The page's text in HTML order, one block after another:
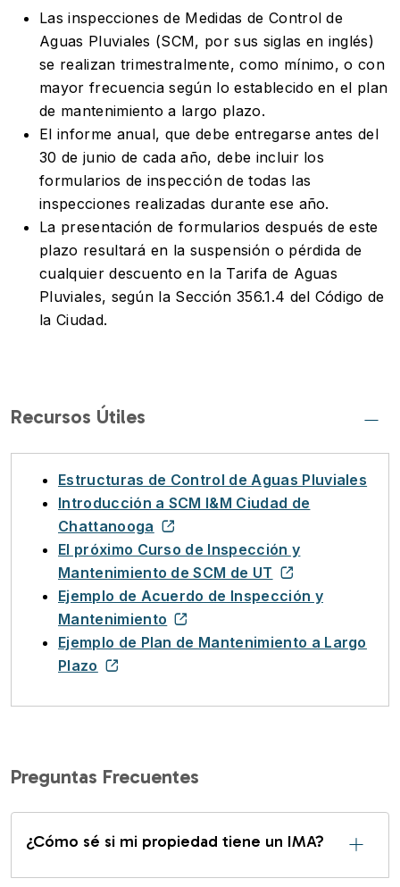
Las inspecciones de Medidas de Control de
Aguas Pluviales (SCM, por sus siglas en inglés)
se realizan trimestralmente, como mínimo, o con
mayor frecuencia según lo establecido en el plan
de mantenimiento a largo plazo.
El informe anual, que debe entregarse antes del
30 de junio de cada año, debe incluir los
formularios de inspección de todas las
inspecciones realizadas durante ese año.
La presentación de formularios después de este
plazo resultará en la suspensión o pérdida de
cualquier descuento en la Tarifa de Aguas
Pluviales, según la Sección 356.1.4 del Código de
la Ciudad.
Recursos Útiles
Estructuras de Control de Aguas Pluviales
Introducción a SCM I&M Ciudad de
Chattanooga
El próximo Curso de Inspección y
Mantenimiento de SCM de UT
Ejemplo de Acuerdo de Inspección y
Mantenimiento
Ejemplo de Plan de Mantenimiento a Largo
Plazo
Preguntas Frecuentes
¿Cómo sé si mi propiedad tiene un IMA?